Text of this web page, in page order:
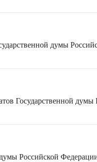
думы
Государственной
Российской